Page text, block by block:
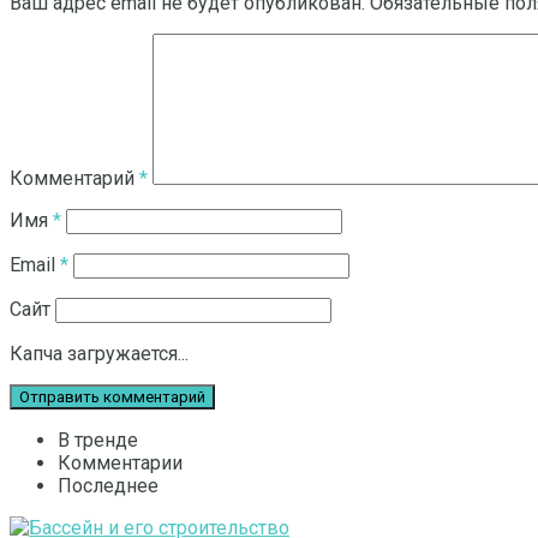
Комментарий *
Имя *
Email *
Сайт
Капча загружается...
В тренде
Комментарии
Последнее